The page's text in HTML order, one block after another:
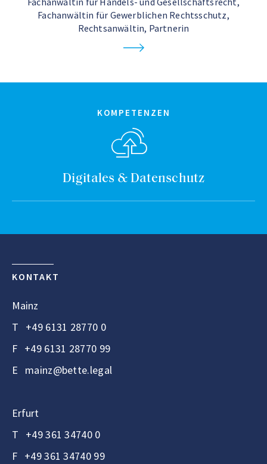
Fachanwältin für Gewerblichen Rechtsschutz,
Rechtsanwältin, Partnerin
KOMPETENZEN
Digitales & Datenschutz
KONTAKT
Mainz
T +49 6131 28770 0
F +49 6131 28770 99
E mainz@bette.legal
Erfurt
T +49 361 34740 0
F +49 361 34740 99